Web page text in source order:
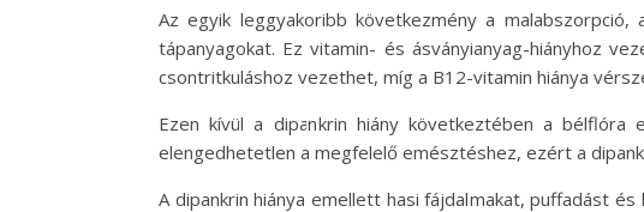
Az egyik leggyakoribb következmény a
tápanyagokat. Ez vitamin- és ásványianyag-hiányhoz
csontritkuláshoz vezethet, míg a B12-vitamin hiánya
Ezen kívül a dipankrin hiány következtében a
elengedhetetlen a megfelelő emésztéshez, ezért a
A dipankrin hiánya emellett hasi fájdalmakat, puffadást